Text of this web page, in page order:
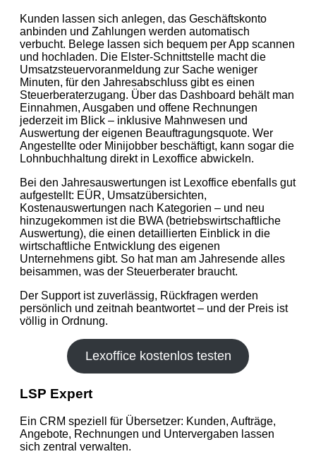
Kunden lassen sich anlegen, das Geschäftskonto
anbinden und Zahlungen werden automatisch
verbucht. Belege lassen sich bequem per App scannen
und hochladen. Die Elster-Schnittstelle macht die
Umsatzsteuervoranmeldung zur Sache weniger
Minuten, für den Jahresabschluss gibt es einen
Steuerberaterzugang. Über das Dashboard behält man
Einnahmen, Ausgaben und offene Rechnungen
jederzeit im Blick – inklusive Mahnwesen und
Auswertung der eigenen Beauftragungsquote. Wer
Angestellte oder Minijobber beschäftigt, kann sogar die
Lohnbuchhaltung direkt in Lexoffice abwickeln.
Bei den Jahresauswertungen ist Lexoffice ebenfalls gut
aufgestellt: EÜR, Umsatzübersichten,
Kostenauswertungen nach Kategorien – und neu
hinzugekommen ist die BWA (betriebswirtschaftliche
Auswertung), die einen detaillierten Einblick in die
wirtschaftliche Entwicklung des eigenen
Unternehmens gibt. So hat man am Jahresende alles
beisammen, was der Steuerberater braucht.
Der Support ist zuverlässig, Rückfragen werden
persönlich und zeitnah beantwortet – und der Preis ist
völlig in Ordnung.
Lexoffice kostenlos testen
LSP Expert
Ein CRM speziell für Übersetzer: Kunden, Aufträge,
Angebote, Rechnungen und Untervergaben lassen
sich zentral verwalten.